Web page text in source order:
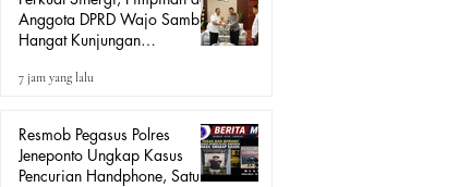
Anggota DPRD Wajo Sambut
Hangat Kunjungan
yang Baru
7 jam yang lalu
Resmob Pegasus Polres
Jeneponto Ungkap Kasus
Pencurian Handphone, Satu